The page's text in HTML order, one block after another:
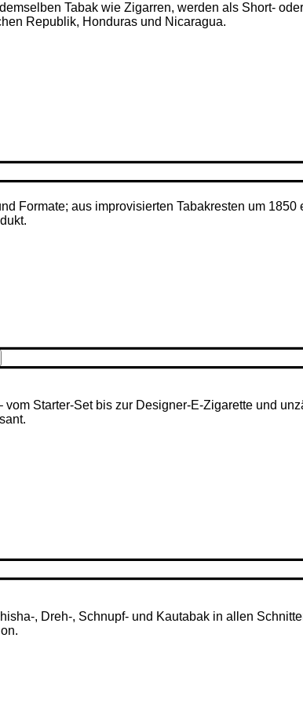
Tabak wie Zigarren, werden als Short-
Republik, Honduras und Nicaragua.
Formate; aus improvisierten Tabakresten um
Starter-Set bis zur Designer-E-Zigarette und
, Dreh-, Schnupf- und Kautabak in allen